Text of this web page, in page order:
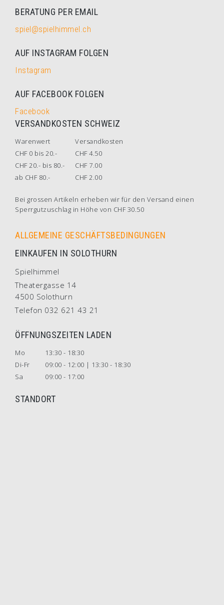
BERATUNG PER EMAIL
spiel@spielhimmel.ch
AUF INSTAGRAM FOLGEN
Instagram
AUF FACEBOOK FOLGEN
Facebook
VERSANDKOSTEN SCHWEIZ
Warenwert
Versandkosten
CHF 0 bis 20.-
CHF 4.50
CHF 20.- bis 80.-
CHF 7.00
ab CHF 80.-
CHF 2.00
Bei grossen Artikeln erheben wir für den Versand einen
Sperrgutzuschlag in Höhe von CHF 30.50
ALLGEMEINE GESCHÄFTSBEDINGUNGEN
EINKAUFEN IN SOLOTHURN
Spielhimmel
Theatergasse 14
4500 Solothurn
Telefon 032 621 43 21
ÖFFNUNGSZEITEN LADEN
Mo
13:30 - 18:30
Di-Fr
09:00 - 12:00 | 13:30 - 18:30
Sa
09:00 - 17:00
STANDORT